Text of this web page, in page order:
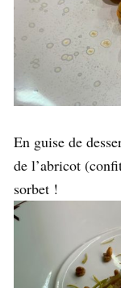
En guise de
de l’abricot
sorbet !